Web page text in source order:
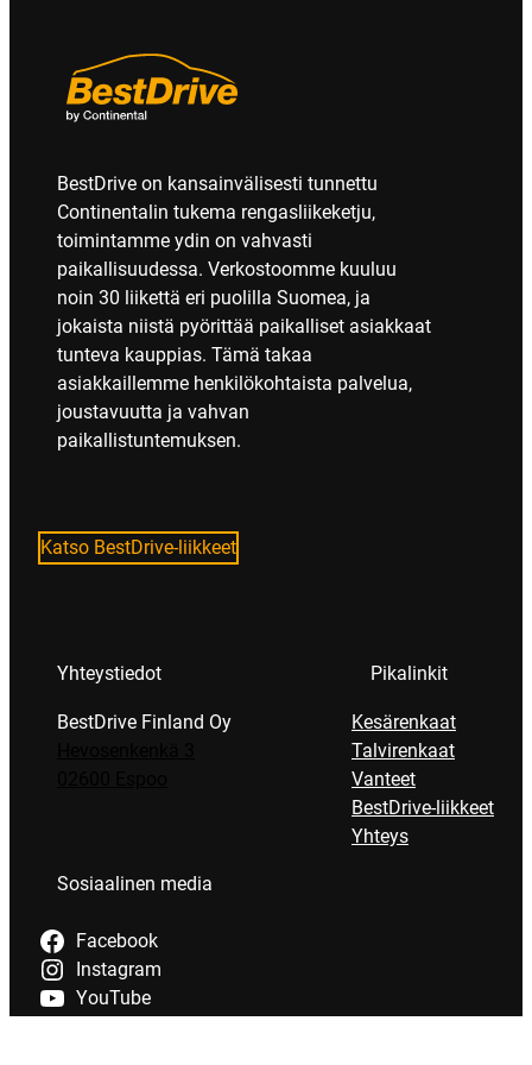
BestDrive on kansainvälisesti tunnettu
Continentalin tukema rengasliikeketju,
toimintamme ydin on vahvasti
paikallisuudessa. Verkostoomme kuuluu
noin 30 liikettä eri puolilla Suomea, ja
jokaista niistä pyörittää paikalliset asiakkaat
tunteva kauppias. Tämä takaa
asiakkaillemme henkilökohtaista palvelua,
joustavuutta ja vahvan
paikallistuntemuksen.
Katso BestDrive-liikkeet
Yhteystiedot
BestDrive Finland Oy
Pikalinkit
Kesärenkaat
Talvirenkaat
Vanteet
BestDrive-liikkeet
Yhteys
Sosiaalinen media
Facebook
Instagram
YouTube